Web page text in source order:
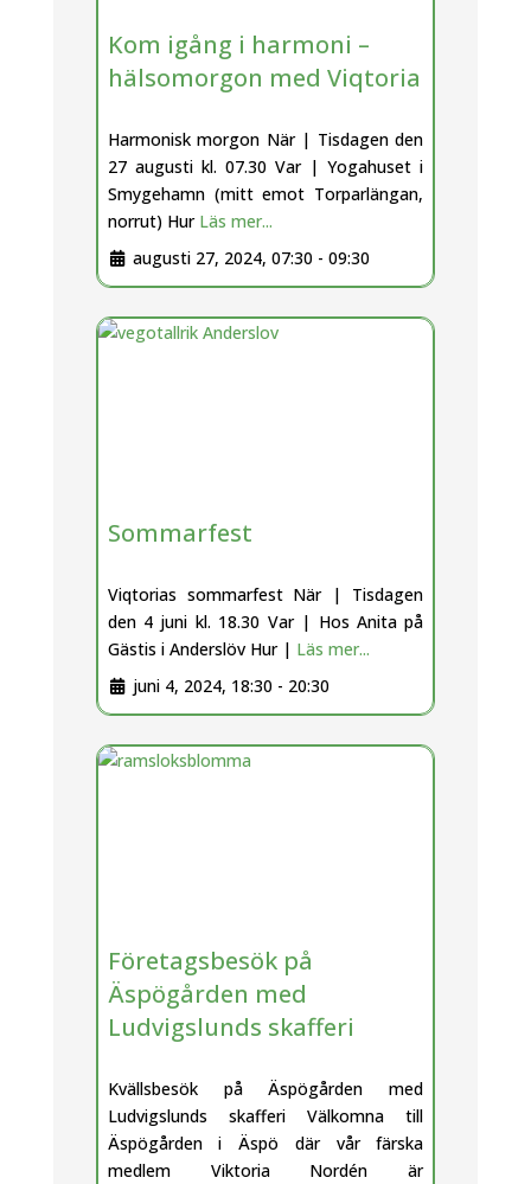
Kom igång i harmoni –
hälsomorgon med Viqtoria
Harmonisk morgon När | Tisdagen den
27 augusti kl. 07.30 Var | Yogahuset i
Smygehamn (mitt emot Torparlängan,
norrut) Hur Läs mer...
augusti 27, 2024, 07:30 - 09:30
Sommarfest
Viqtorias sommarfest När | Tisdagen
den 4 juni kl. 18.30 Var | Hos Anita på
Gästis i Anderslöv Hur | Läs mer...
juni 4, 2024, 18:30 - 20:30
Företagsbesök på
Äspögården med
Ludvigslunds skafferi
Kvällsbesök på Äspögården med
Ludvigslunds skafferi Välkomna till
Äspögården i Äspö där vår färska
medlem Viktoria Nordén är